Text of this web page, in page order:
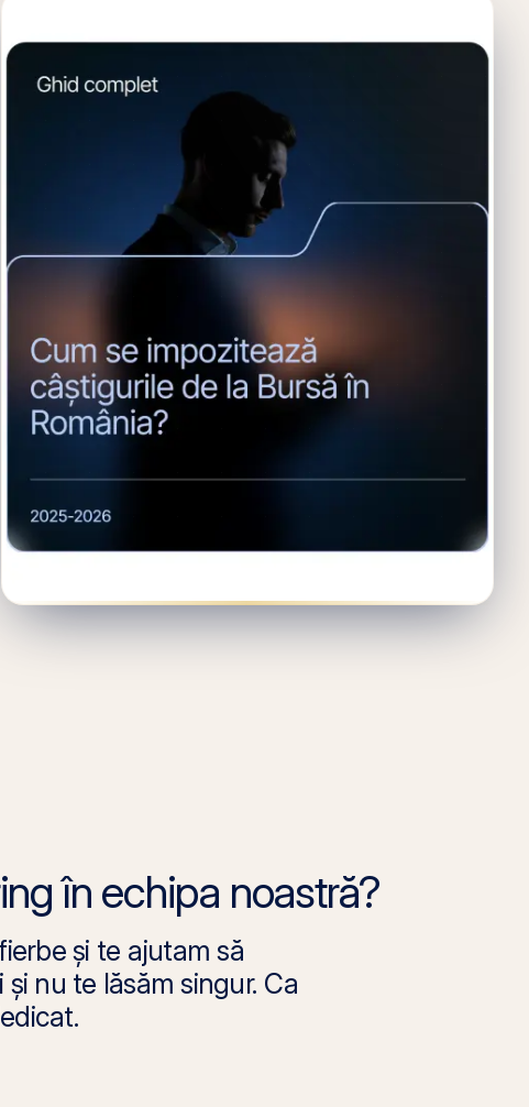
în echipa noastră?
și te ajutam să
nu te lăsăm singur. Ca